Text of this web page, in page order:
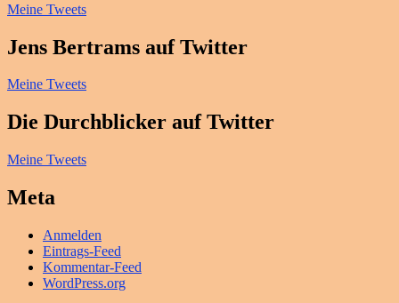
Meine Tweets
Jens Bertrams auf Twitter
Meine Tweets
Die Durchblicker auf Twitter
Meine Tweets
Meta
Anmelden
Eintrags-Feed
Kommentar-Feed
WordPress.org